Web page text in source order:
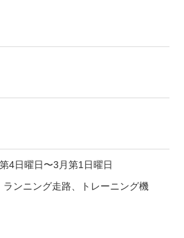
4日曜日〜3月第1日曜日
ランニング走路、トレーニング機